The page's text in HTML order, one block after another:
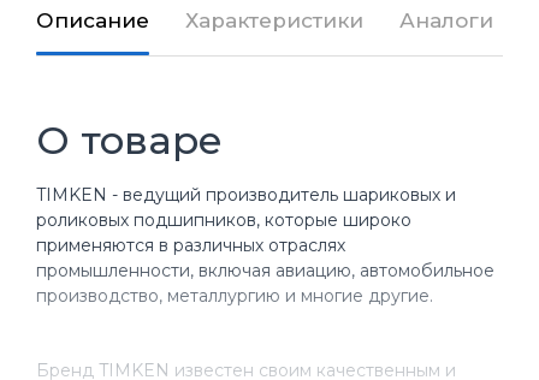
Описание Характеристики Аналоги
О товаре
TIMKEN - ведущий производитель шариковых и
роликовых подшипников, которые широко
применяются в различных отраслях
промышленности, включая авиацию, автомобильное
производство, металлургию и многие другие.
Бренд TIMKEN известен своим качественным и